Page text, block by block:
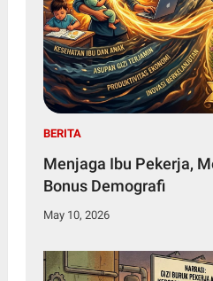
BERITA
Menjaga Ibu Pekerja,
Bonus Demografi
May 10, 2026